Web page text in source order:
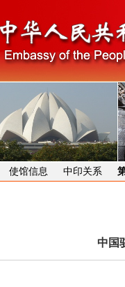
使馆信息 中印关系
中国